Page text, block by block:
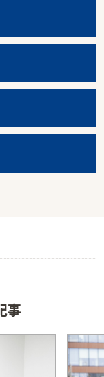
事